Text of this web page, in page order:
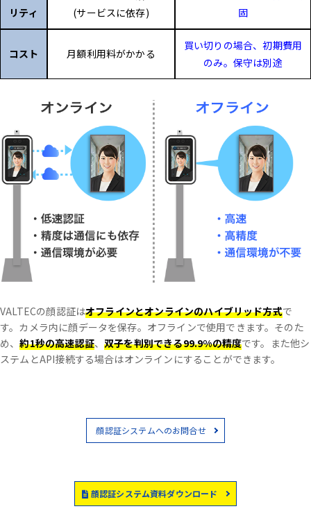
リティ
(サービスに依存)
固
コスト 月額利用料がかかる
買い切りの場合、初期費用
のみ。保守は別途
VALTECの顔認証はオフラインとオンラインのハイブリッド方式で
す。 カメラ内に顔データを保存。オフラインで使用できます。 そのた
め、約1秒の高速認証、双子を判別できる99.9%の精度です。 また他シ
ステムとAPI接続する場合はオンラインにすることができます。
顔認証システムへのお問合せ
顔認証システム資料ダウンロード